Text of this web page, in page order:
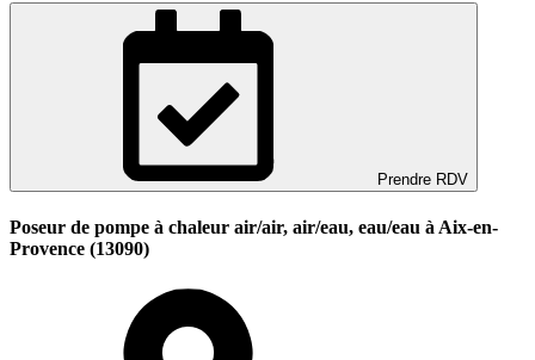
Prendre RDV
Poseur de pompe à chaleur air/air, air/eau, eau/eau à Aix-en-
Provence (13090)